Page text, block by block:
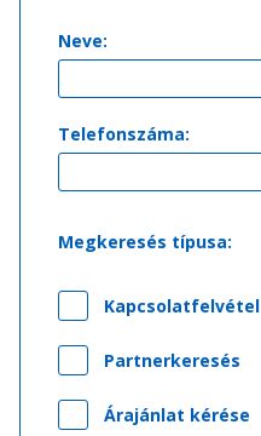
Neve:
Telefonszáma:
Megkeresés típusa:
Kapcsolatfelvétel
Partnerkeresés
Árajánlat kérése